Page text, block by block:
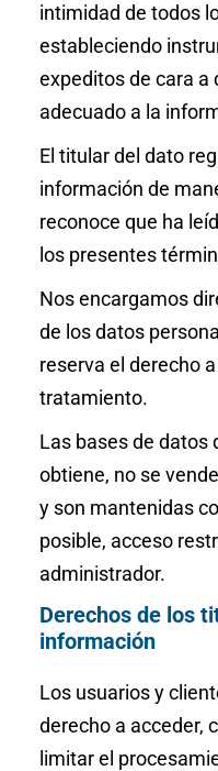
intimidad de todos
estableciendo
expeditos de cara
adecuado a la
El titular del dato
información de
reconoce que ha
los presentes
Nos encargamos
de los datos
reserva el derecho
tratamiento.
Las bases de datos
obtiene, no se
y son mantenidas
posible, acceso
administrador.
Derechos de los
información
Los usuarios y
derecho a acceder,
limitar el